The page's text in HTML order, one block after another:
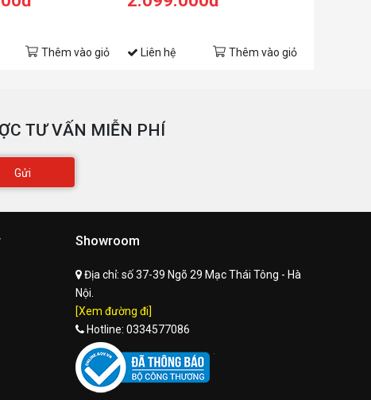
Thêm vào giỏ Liên hệ Thêm vào giỏ
TƯ VẤN MIỄN PHÍ
Gửi
Showroom
Địa chỉ: số 37-39 Ngõ 29 Mạc Thái Tông - Hà
Nội.
[Xem đường đi]
Hotline: 0334577086